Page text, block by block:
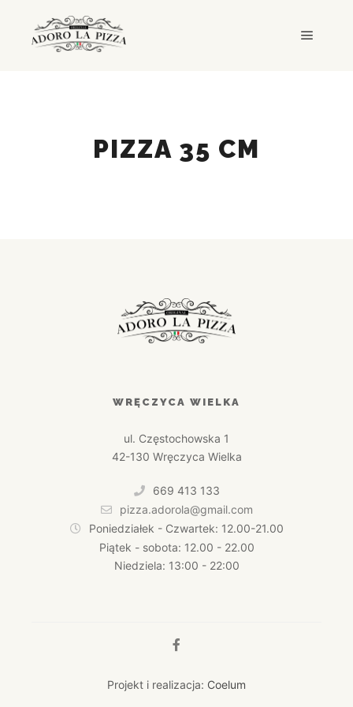
PIZZA 35 CM
WRĘCZYCA WIELKA
ul. Częstochowska 1
42-130 Wręczyca Wielka
669 413 133
pizza.adorola@gmail.com
Poniedziałek - Czwartek: 12.00-21.00
Piątek - sobota: 12.00 - 22.00
Niedziela: 13:00 - 22:00
Projekt i realizacja: Coelum